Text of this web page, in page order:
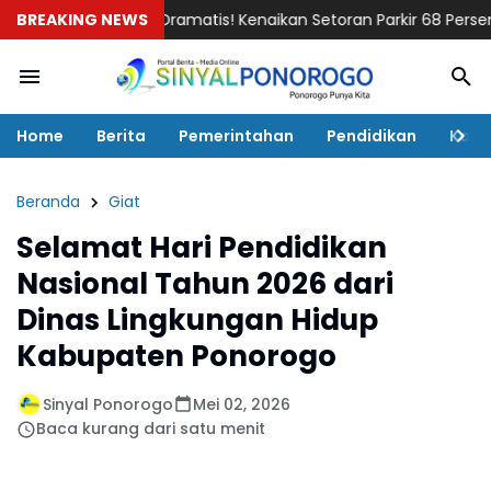
BREAKING NEWSDramatis! Kenaikan Setoran Parkir 68 Persen
Home Berita Pemerintahan Pendidikan
Beranda Giat
Selamat Hari Pendidikan
Nasional Tahun 2026 dari
Dinas Lingkungan Hidup
Kabupaten Ponorogo
Sinyal Ponorogo
Mei 02, 2026
Baca kurang dari satu menit